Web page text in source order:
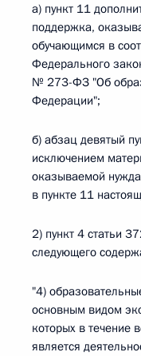
а) пункт 11
поддержка,
обучающимся в
Федерального
№ 273-ФЗ "Об
Федерации";
б) абзац девятый
исключением
оказываемой
в пункте 11
2) пункт 4 статьи
следующего
"4)
основным видом
которых в течение
является